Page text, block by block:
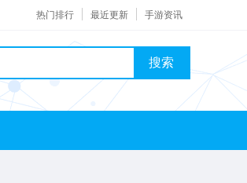
手游资讯
最近更新
热门排行
搜索